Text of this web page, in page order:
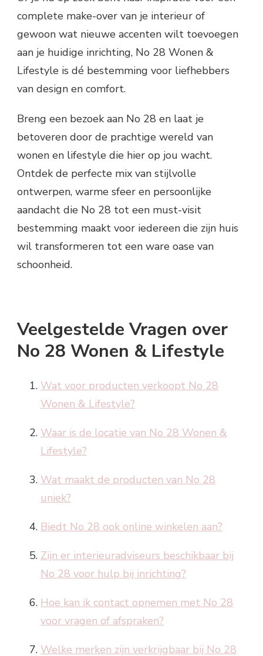
complete make-over van je interieur of
gewoon wat nieuwe accenten wilt toevoegen
aan je huidige inrichting, No 28 Wonen &
Lifestyle is dé bestemming voor liefhebbers
van design en comfort.
Breng een bezoek aan No 28 en laat je
betoveren door de prachtige wereld van
wonen en lifestyle die hier op jou wacht.
Ontdek de perfecte mix van stijlvolle
ontwerpen, warme sfeer en persoonlijke
aandacht die No 28 tot een must-visit
bestemming maakt voor iedereen die zijn huis
wil transformeren tot een ware oase van
schoonheid.
Veelgestelde Vragen over
No 28 Wonen & Lifestyle
Wat voor producten verkoopt No 28
Wonen & Lifestyle?
Waar is de locatie van No 28 Wonen &
Lifestyle?
Wat maakt de producten van No 28
uniek?
Biedt No 28 ook online winkelen aan?
Zijn er interieuradviseurs beschikbaar bij
No 28 voor hulp bij inrichting?
Hoe kan ik contact opnemen met No 28
voor vragen of afspraken?
Welke merken zijn verkrijgbaar bij No 28